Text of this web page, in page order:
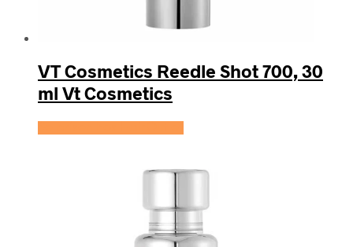
VT Cosmetics Reedle Shot 700, 30
ml Vt Cosmetics